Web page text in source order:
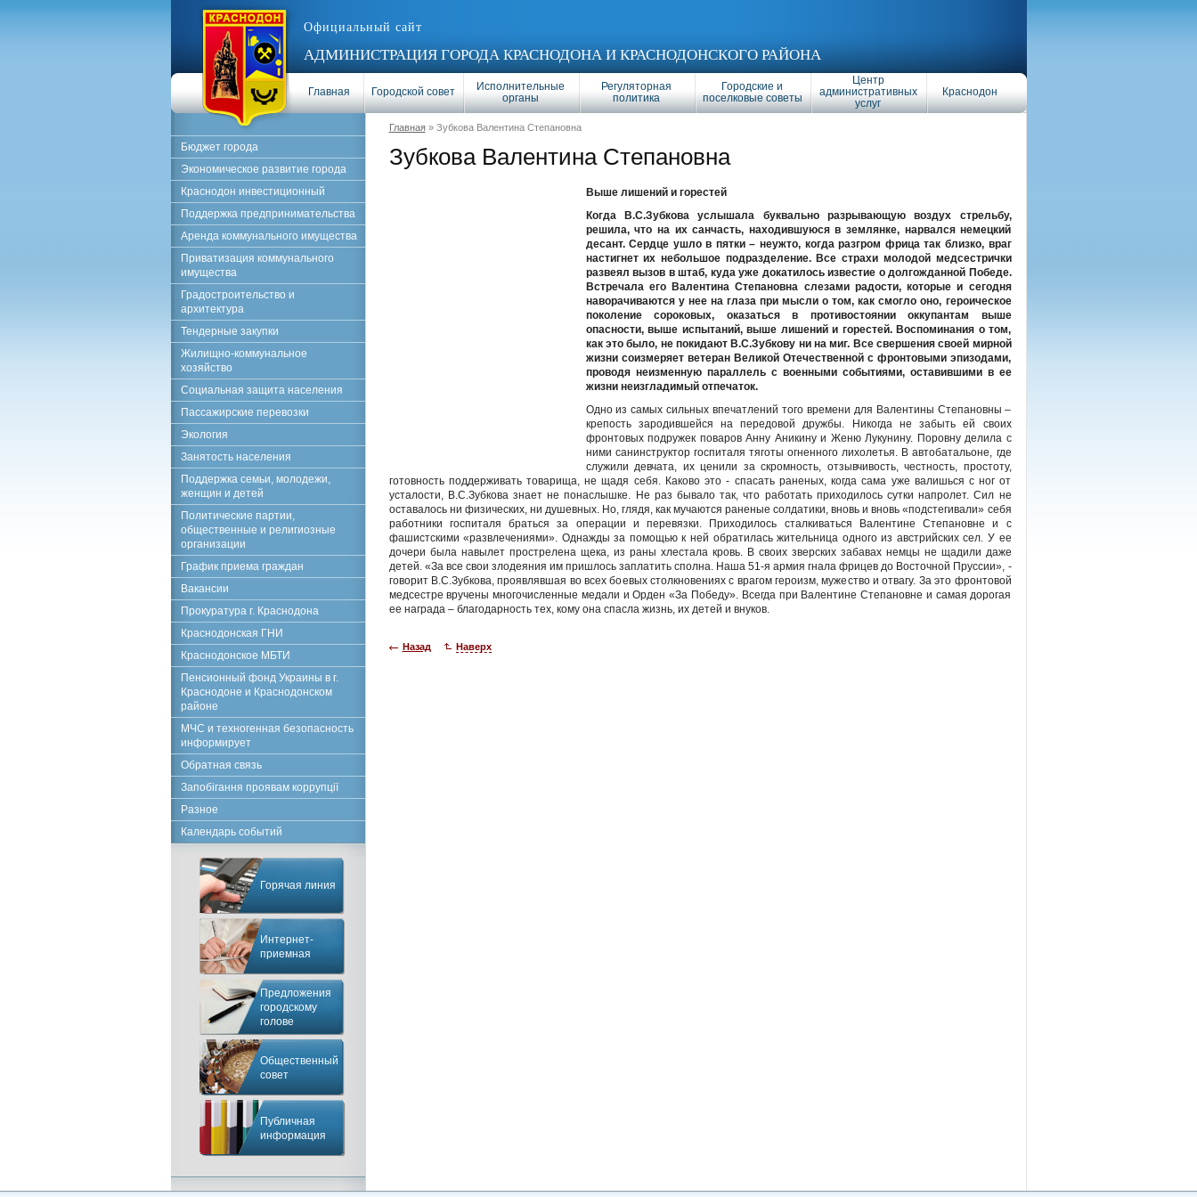
Официальный сайт
АДМИНИСТРАЦИЯ ГОРОДА КРАСНОДОНА И КРАСНОДОНСКОГО РАЙОНА
Главная Городской совет
Исполнительные
органы
Регуляторная
политика
Городские и
поселковые советы
Центр
административных
услуг
Краснодон
Главная» Зубкова Валентина Степановна
Зубкова Валентина Степановна
Выше лишений и горестей
Когда В.С.Зубкова услышала буквально разрывающую воздух стрельбу,
решила, что на их санчасть, находившуюся в землянке, нарвался немецкий
десант. Сердце ушло в пятки – неужто, когда разгром фрица так близко, враг
настигнет их небольшое подразделение. Все страхи молодой медсестрички
развеял вызов в штаб, куда уже докатилось известие о долгожданной Победе.
Встречала его Валентина Степановна слезами радости, которые и сегодня
наворачиваются у нее на глаза при мысли о том, как смогло оно, героическое
поколение сороковых, оказаться в противостоянии оккупантам выше
опасности, выше испытаний, выше лишений и горестей. Воспоминания о том,
как это было, не покидают В.С.Зубкову ни на миг. Все свершения своей мирной
жизни соизмеряет ветеран Великой Отечественной с фронтовыми эпизодами,
проводя неизменную параллель с военными событиями, оставившими в ее
жизни неизгладимый отпечаток.
Одно из самых сильных впечатлений того времени для Валентины Степановны –
крепость зародившейся на передовой дружбы. Никогда не забыть ей своих
фронтовых подружек поваров Анну Аникину и Женю Лукунину. Поровну делила с
ними санинструктор госпиталя тяготы огненного лихолетья. В автобатальоне, где
служили девчата, их ценили за скромность, отзывчивость, честность, простоту,
готовность поддерживать товарища, не щадя себя. Каково это - спасать раненых, когда сама уже валишься с ног от
усталости, В.С.Зубкова знает не понаслышке. Не раз бывало так, что работать приходилось сутки напролет. Сил не
оставалось ни физических, ни душевных. Но, глядя, как мучаются раненые солдатики, вновь и вновь «подстегивали» себя
работники госпиталя браться за операции и перевязки. Приходилось сталкиваться Валентине Степановне и с
фашистскими «развлечениями». Однажды за помощью к ней обратилась жительница одного из австрийских сел. У ее
дочери была навылет прострелена щека, из раны хлестала кровь. В своих зверских забавах немцы не щадили даже
детей. «За все свои злодеяния им пришлось заплатить сполна. Наша 51-я армия гнала фрицев до Восточной Пруссии», -
говорит В.С.Зубкова, проявлявшая во всех боевых столкновениях с врагом героизм, мужество и отвагу. За это фронтовой
медсестре вручены многочисленные медали и Орден «За Победу». Всегда при Валентине Степановне и самая дорогая
ее награда – благодарность тех, кому она спасла жизнь, их детей и внуков.
Назад Наверх
Бюджет города
Экономическое развитие города
Краснодон инвестиционный
Поддержка предпринимательства
Аренда коммунального имущества
Приватизация коммунального
имущества
Градостроительство и
архитектура
Тендерные закупки
Жилищно-коммунальное
хозяйство
Социальная защита населения
Пассажирские перевозки
Экология
Занятость населения
Поддержка семьи, молодежи,
женщин и детей
Политические партии,
общественные и религиозные
организации
График приема граждан
Вакансии
Прокуратура г. Краснодона
Краснодонская ГНИ
Краснодонское МБТИ
Пенсионный фонд Украины в г.
Краснодоне и Краснодонском
районе
МЧС и техногенная безопасность
информирует
Обратная связь
Запобігання проявам коррупції
Разное
Календарь событий
Горячая линия
Интернет-
приемная
Предложения
городскому
голове
Общественный
совет
Публичная
информация